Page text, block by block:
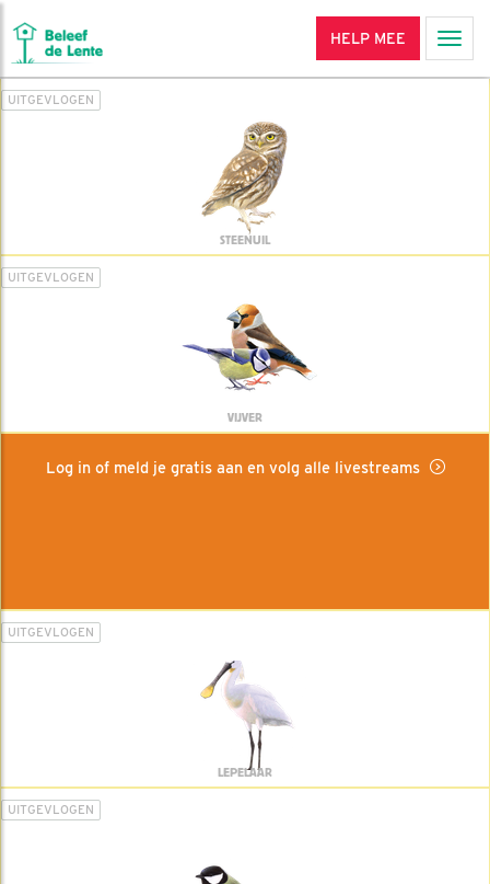
HELP MEE
UITGEVLOGEN
STEENUIL
UITGEVLOGEN
VIJVER
Log in of meld je gratis aan en volg alle livestreams
UITGEVLOGEN
LEPELAAR
UITGEVLOGEN